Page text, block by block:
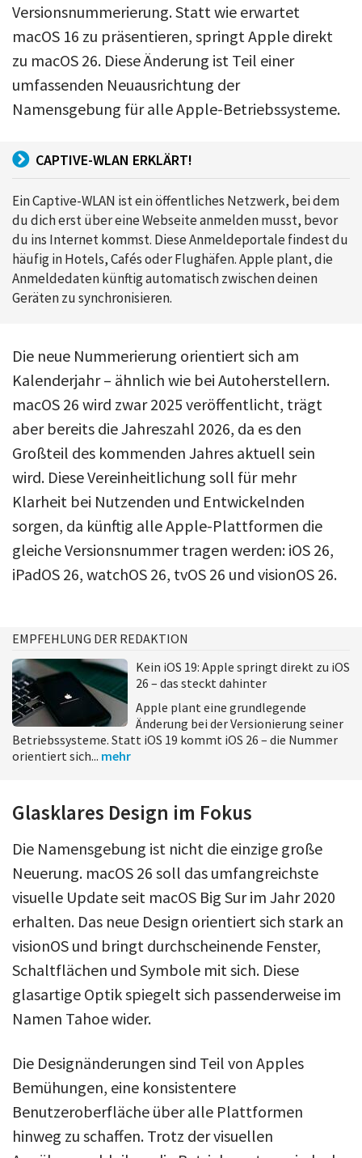
Versionsnummerierung. Statt wie erwartet
macOS 16 zu präsentieren, springt Apple direkt
zu macOS 26. Diese Änderung ist Teil einer
umfassenden Neuausrichtung der
Namensgebung für alle Apple-Betriebssysteme.
CAPTIVE-WLAN ERKLÄRT!
Ein Captive-WLAN ist ein öffentliches Netzwerk, bei dem
du dich erst über eine Webseite anmelden musst, bevor
du ins Internet kommst. Diese Anmeldeportale findest du
häufig in Hotels, Cafés oder Flughäfen. Apple plant, die
Anmeldedaten künftig automatisch zwischen deinen
Geräten zu synchronisieren.
Die neue Nummerierung orientiert sich am
Kalenderjahr – ähnlich wie bei Autoherstellern.
macOS 26 wird zwar 2025 veröffentlicht, trägt
aber bereits die Jahreszahl 2026, da es den
Großteil des kommenden Jahres aktuell sein
wird. Diese Vereinheitlichung soll für mehr
Klarheit bei Nutzenden und Entwickelnden
sorgen, da künftig alle Apple-Plattformen die
gleiche Versionsnummer tragen werden: iOS 26,
iPadOS 26, watchOS 26, tvOS 26 und visionOS 26.
EMPFEHLUNG DER REDAKTION
Kein iOS 19: Apple springt direkt zu iOS
26 – das steckt dahinter
Apple plant eine grundlegende
Änderung bei der Versionierung seiner
Betriebssysteme. Statt iOS 19 kommt iOS 26 – die Nummer
orientiert sich... mehr
Glasklares Design im Fokus
Die Namensgebung ist nicht die einzige große
Neuerung. macOS 26 soll das umfangreichste
visuelle Update seit macOS Big Sur im Jahr 2020
erhalten. Das neue Design orientiert sich stark an
visionOS und bringt durchscheinende Fenster,
Schaltflächen und Symbole mit sich. Diese
glasartige Optik spiegelt sich passenderweise im
Namen Tahoe wider.
Die Designänderungen sind Teil von Apples
Bemühungen, eine konsistentere
Benutzeroberfläche über alle Plattformen
hinweg zu schaffen. Trotz der visuellen